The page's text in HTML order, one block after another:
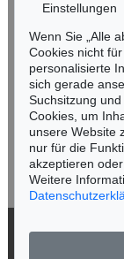
Keine
Wir
Jetzt
Einstellungen
Wenn Sie „Alle
Cookies nicht
personalisierte
sich gerade
Suchsitzung
Cookies, um
unsere Website
nur für die
akzeptieren
Weitere